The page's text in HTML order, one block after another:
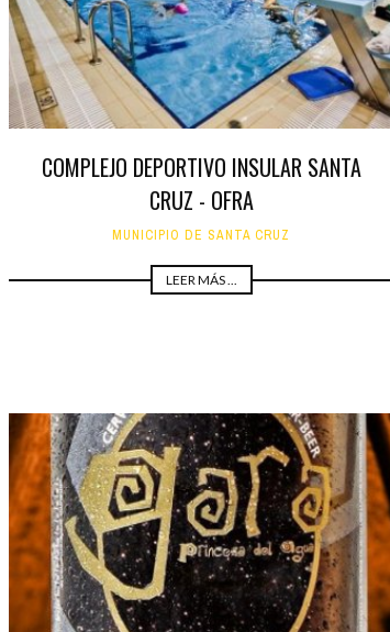
COMPLEJO DEPORTIVO INSULAR SANTA
CRUZ - OFRA
MUNICIPIO DE SANTA CRUZ
LEER MÁS ...